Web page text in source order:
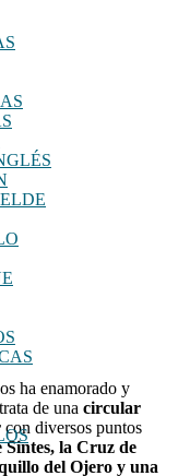
ha enamorado y
de una circular
con diversos puntos
la Cruz de
del Ojero y una